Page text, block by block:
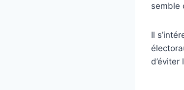
semble
Il